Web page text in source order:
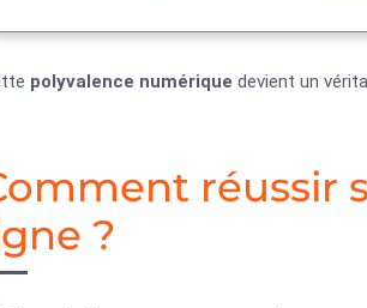
polyvalence numérique devient un
réussir
?